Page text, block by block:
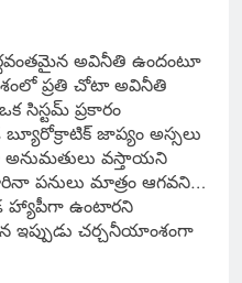
అవినీతి ఉందంటూ
ప్రతి చోటా అవినీతి
సిస్టమ్ ప్రకారం
జాప్యం అస్సలు
వస్తాయని
పనులు మాత్రం ఆగవని…
హ్యాపీగా ఉంటారని
చర్చనీయాంశంగా